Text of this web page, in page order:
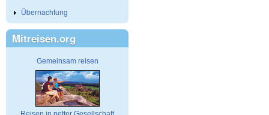
Übernachtung
Mitreisen.org
Gemeinsam reisen